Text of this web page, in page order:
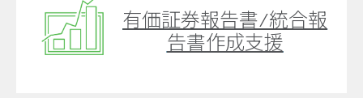
有価証券報告書/統合報
告書作成支援